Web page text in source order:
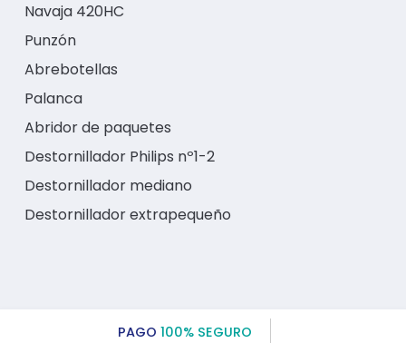
Navaja 420HC
Punzón
Abrebotellas
Palanca
Abridor de paquetes
Destornillador Philips nº1-2
Destornillador mediano
Destornillador extrapequeño
PAGO 100% SEGURO